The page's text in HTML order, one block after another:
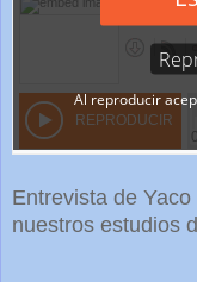
Entrevista de
nuestros estudios